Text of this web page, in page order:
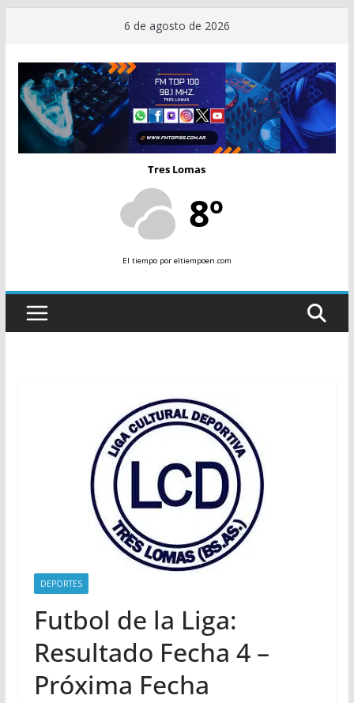
contenido
6 de agosto de 2026
Tres Lomas
8º
El tiempopor eltiempoen.com
DEPORTES
Futbol de la Liga:
Resultado Fecha 4 –
Próxima Fecha